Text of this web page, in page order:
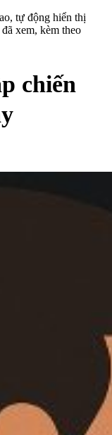
tự động hiển thị
xem, kèm theo
chiến